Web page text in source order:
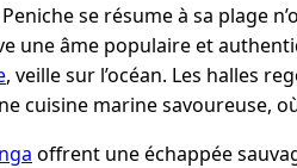
se résume à sa plage
une âme populaire et
, veille sur l’océan. Les halles
cuisine marine savoureuse,
offrent une échappée